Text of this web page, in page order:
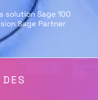
solution Sage 100
Sage Partner